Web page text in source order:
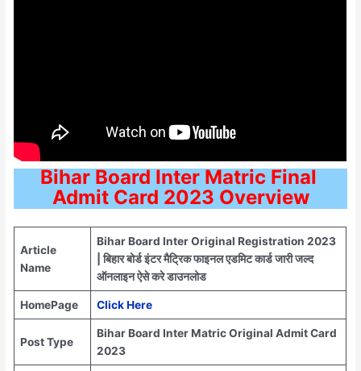
Bihar Board Inter Matric Final
Admit Card 2023 Overview
Article
Name
Bihar Board Inter Original Registration 2023
| बिहार बोर्ड इंटर मैट्रिक फाइनल एडमिट कार्ड जारी जल्द
ऑनलाइन ऐसे करे डाउनलोड
HomePage Click Here
Post Type
Bihar Board Inter Matric Original Admit Card
2023